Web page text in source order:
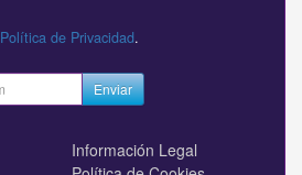
Política de Privacidad.
Enviar
Información Legal